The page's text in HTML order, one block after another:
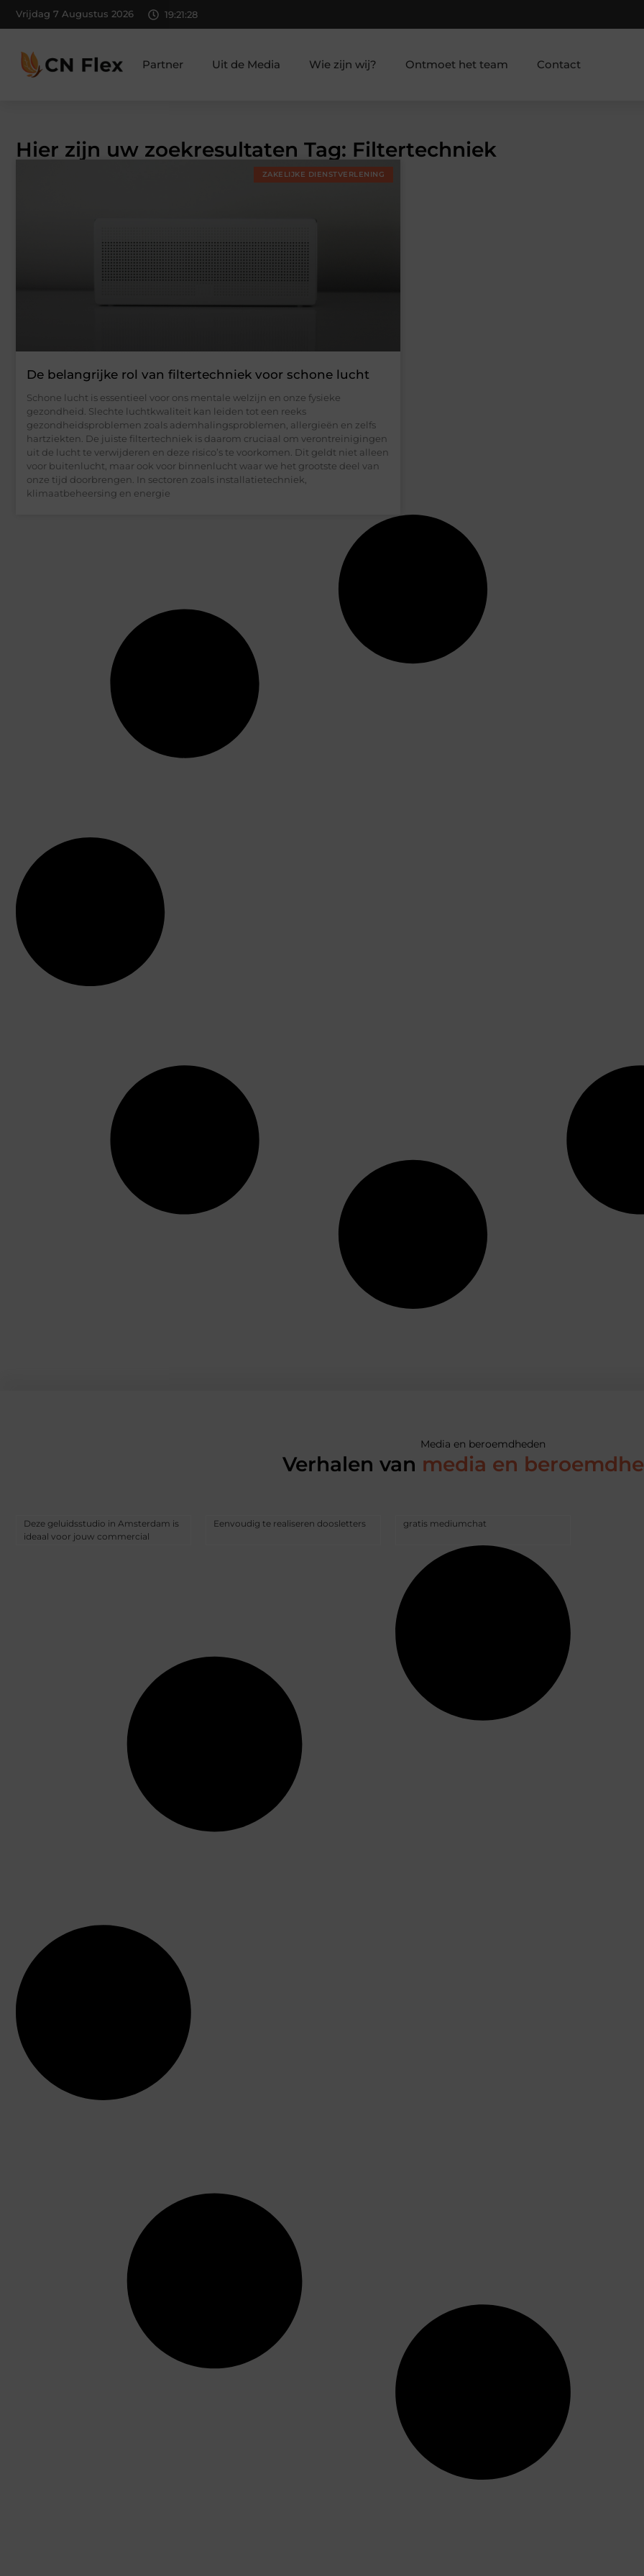
Vrijdag 7 Augustus 2026 19:21:28
Partner Uit de Media Wie zijn wij? Ontmoet het team Contact
Hier zijn uw zoekresultaten Tag: Filtertechniek
ZAKELIJKE DIENSTVERLENING
De belangrijke rol van filtertechniek voor schone lucht
Schone lucht is essentieel voor ons mentale welzijn en onze fysieke
gezondheid. Slechte luchtkwaliteit kan leiden tot een reeks
gezondheidsproblemen zoals ademhalingsproblemen, allergieën en zelfs
hartziekten. De juiste filtertechniek is daarom cruciaal om verontreinigingen
uit de lucht te verwijderen en deze risico’s te voorkomen. Dit geldt niet alleen
voor buitenlucht, maar ook voor binnenlucht waar we het grootste deel van
onze tijd doorbrengen. In sectoren zoals installatietechniek,
klimaatbeheersing en energie
Media en beroemdheden
Verhalen van media en
Deze geluidsstudio in Amsterdam is
ideaal voor jouw commercial
Eenvoudig te realiseren doosletters gratis mediumchat